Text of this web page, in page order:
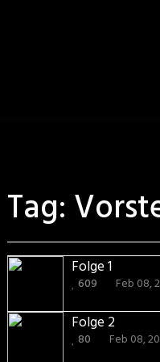
Tag:
Folge 1
609 Feb 08,
Folge 2
80 Feb 08,